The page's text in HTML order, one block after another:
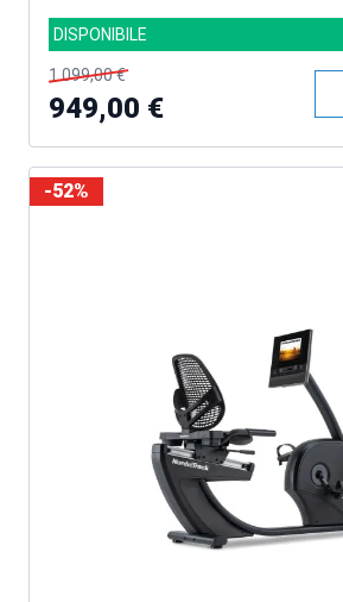
DISPONIBILE
1.099,00 €
949,00 €
-52%